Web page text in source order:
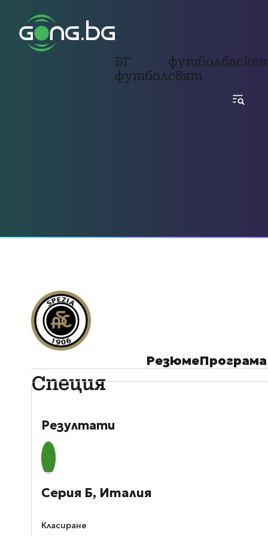
БГ
футбол
футбол
свят
Специя
РезюмеПрограма
Резултати
Серия Б, Италия
Класиране